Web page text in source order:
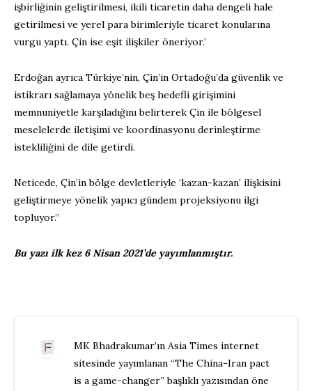
işbirliğinin geliştirilmesi, ikili ticaretin daha dengeli hale
getirilmesi ve yerel para birimleriyle ticaret konularına
vurgu yaptı. Çin ise eşit ilişkiler öneriyor.’
Erdoğan ayrıca Türkiye’nin, Çin’in Ortadoğu’da güvenlik ve
istikrarı sağlamaya yönelik beş hedefli girişimini
memnuniyetle karşıladığını belirterek Çin ile bölgesel
meselelerde iletişimi ve koordinasyonu derinleştirme
istekliliğini de dile getirdi.
Neticede, Çin’in bölge devletleriyle ‘kazan-kazan’ ilişkisini
geliştirmeye yönelik yapıcı gündem projeksiyonu ilgi
topluyor.”
Bu yazı ilk kez 6 Nisan 2021’de yayımlanmıştır.
MK Bhadrakumar’ın Asia Times internet
sitesinde yayımlanan “The China-Iran pact
is a game-changer” başlıklı yazısından öne